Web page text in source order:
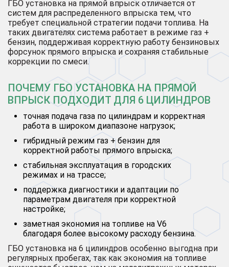
ГБО установка на прямой впрыск отличается от
систем для распределенного впрыска тем, что
требует специальной стратегии подачи топлива. На
таких двигателях система работает в режиме газ +
бензин, поддерживая корректную работу бензиновых
форсунок прямого впрыска и сохраняя стабильные
коррекции по смеси.
ПОЧЕМУ ГБО УСТАНОВКА НА ПРЯМОЙ
ВПРЫСК ПОДХОДИТ ДЛЯ 6 ЦИЛИНДРОВ
точная подача газа по цилиндрам и корректная
работа в широком диапазоне нагрузок;
гибридный режим газ + бензин для
корректной работы прямого впрыска;
стабильная эксплуатация в городских
режимах и на трассе;
поддержка диагностики и адаптации по
параметрам двигателя при корректной
настройке;
заметная экономия на топливе на V6
благодаря более высокому расходу бензина.
ГБО установка на 6 цилиндров особенно выгодна при
регулярных пробегах, так как экономия на топливе